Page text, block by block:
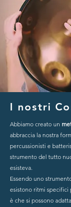
I nostri
Abbiamo creato un
abbraccia la nostra
percussionisti e
strumento del tutto
esisteva.
Essendo uno
esistono ritmi specifici
è che si possono